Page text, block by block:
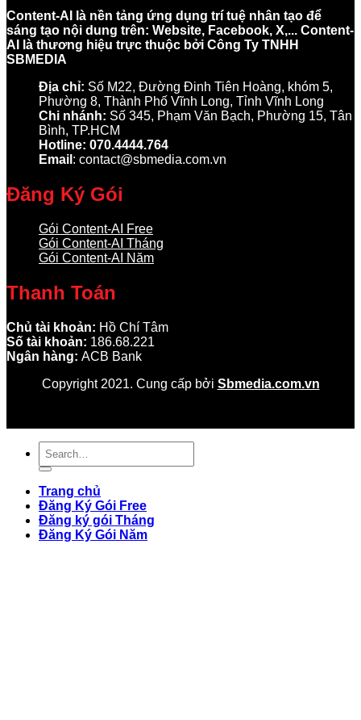
Content-AI là nền tảng ứng dụng trí tuệ nhân tạo để
sáng tạo nội dung trên: Website, Facebook, X,... Content-
AI là thương hiệu trực thuộc bởi Công Ty TNHH
SBMEDIA
Địa chỉ: Số M22, Đường Đinh Tiên Hoàng, khóm 5,
Phường 8, Thành Phố Vĩnh Long, Tỉnh Vĩnh Long
Chi nhánh: Số 345, Phạm Văn Bạch, Phường 15, Tân
Bình, TP.HCM
Hotline: 070.4444.764
Email : contact@sbmedia.com.vn
Đăng Ký Gói
Gói Content-AI Free
Gói Content-AI Tháng
Gói Content-AI Năm
Thanh Toán
Chủ tài khoản: Hồ Chí Tâm
Số tài khoản: 186.68.221
Ngân hàng: ACB Bank
Copyright 2021. Cung cấp bởi Sbmedia.com.vn
Trang chủ
Đăng Ký Gói Free
Đăng ký gói Tháng
Đăng Ký Gói Năm